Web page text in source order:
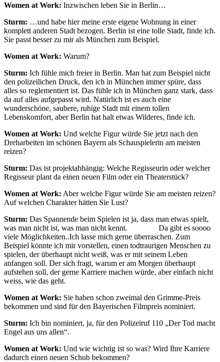
Women at Work: Inzwischen leben Sie in Berlin…
Sturm: …und habe hier meine erste eigene Wohnung in einer
komplett anderen Stadt bezogen. Berlin ist eine tolle Stadt, finde ich.
Sie passt besser zu mir als München zum Beispiel.
Women at Work: Warum?
Sturm: Ich fühle mich freier in Berlin. Man hat zum Beispiel nicht
den polizeilichen Druck, den ich in München immer spüre, dass
alles so reglementiert ist. Das fühle ich in München ganz stark, dass
da auf alles aufgepasst wird. Natürlich ist es auch eine
wunderschöne, saubere, ruhige Stadt mit einem tollen
Lebenskomfort, aber Berlin hat halt etwas Wilderes, finde ich.
Women at Work: Und welche Figur würde Sie jetzt nach den
Dreharbeiten im schönen Bayern als Schauspielerin am meisten
reizen?
Sturm: Das ist projektabhängig: Welche Regisseurin oder welcher
Regisseur plant da einen neuen Film oder ein Theaterstück?
Women at Work: Aber welche Figur würde Sie am meisten reizen?
Auf welchen Charakter hätten Sie Lust?
Sturm: Das Spannende beim Spielen ist ja, dass man etwas spielt,
was man nicht ist, was man nicht kennt. Da gibt es soooo
viele Möglichkeiten..Ich lasse mich gerne überraschen. Zum
Beispiel könnte ich mir vorstellen, einen todtraurigen Menschen zu
spielen, der überhaupt nicht weiß, was er mit seinem Leben
anfangen soll. Der sich fragt, warum er am Morgen überhaupt
aufstehen soll, der gerne Karriere machen würde, aber einfach nicht
weiss, wie das geht.
Women at Work: Sie haben schon zweimal den Grimme-Preis
bekommen und sind für den Bayerischen Filmpreis nominiert.
Sturm: Ich bin nominiert, ja, für den Polizeiruf 110 „Der Tod macht
Engel aus uns allen“.
Women at Work: Und wie wichtig ist so was? Wird Ihre Karriere
dadurch einen neuen Schub bekommen?